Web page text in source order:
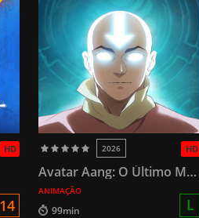
HD
14
HD
2026
Avatar Aang: O Último Mestre do Ar
ANIMAÇÃO
99min L